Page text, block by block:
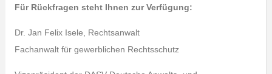
Für Rückfragen steht Ihnen zur Verfügung:
Dr. Jan Felix Isele, Rechtsanwalt
Fachanwalt für gewerblichen Rechtsschutz